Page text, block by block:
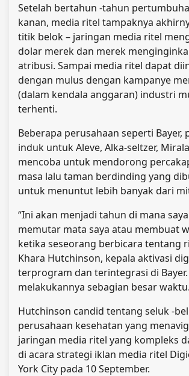
Setelah bertahun -tahun
kanan, media ritel tampaknya
titik belok – jaringan media ritel
dolar merek dan merek
atribusi. Sampai media ritel dapat
dengan mulus dengan kampanye
(dalam kendala anggaran) industri
terhenti.
Beberapa perusahaan seperti Bayer,
induk untuk Aleve, Alka-seltzer,
mencoba untuk mendorong
masa lalu taman berdinding yang
untuk menuntut lebih banyak dari
“Ini akan menjadi tahun di mana
memutar mata saya atau membuat
ketika seseorang berbicara tentang
Khara Hutchinson, kepala aktivasi
terprogram dan terintegrasi di Bayer.
melakukannya sebagian besar
Hutchinson candid tentang seluk -
perusahaan kesehatan yang
jaringan media ritel yang kompleks
di acara strategi iklan media ritel
York City pada 10 September.